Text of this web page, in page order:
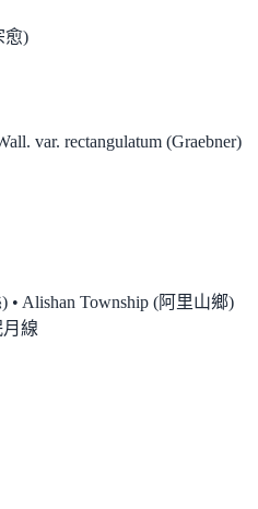
愈)
var. rectangulatum (Graebner)
• Alishan Township (阿里山鄉)
月線